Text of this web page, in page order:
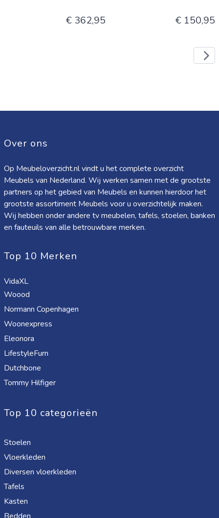
€ 362,95 € 150,95
Over ons
Op Meubeloverzicht.nl vindt u het complete overzicht
Meubels van Nederland. Wij werken samen met de grootste
partners op het gebied van Meubels en kunnen hierdoor het
grootste assortiment Meubels voor u overzichtelijk maken.
Wij hebben onder andere tv meubelen, tafels, stoelen, banken
en fauteuils van alle betrouwbare merken.
Top 10 Merken
VidaXL
Woood
Normann Copenhagen
Woonexpress
Eleonora
LifestyleFurn
Dutchbone
Tommy Hilfiger
Top 10 categorieën
Stoelen
Vloerkleden
Diversen vloerkleden
Tafels
Kasten